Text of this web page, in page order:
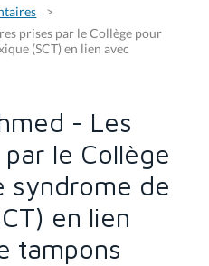
prises par le Collège pour
(SCT) en lien avec
- Les
le Collège
syndrome de
en lien
tampons